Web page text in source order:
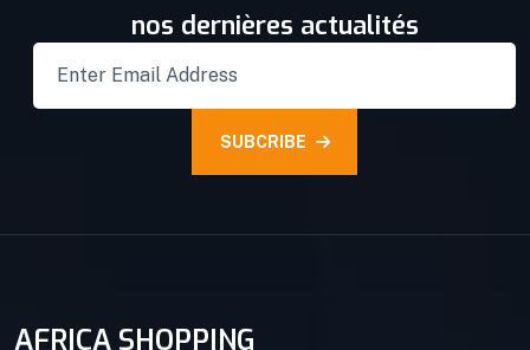
nos dernières actualités
SUBCRIBE
AFRICA SHOPPING